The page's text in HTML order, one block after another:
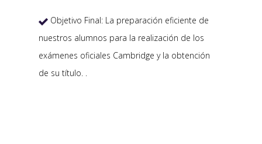
 Objetivo Final: La preparación eficiente de
nuestros alumnos para la realización de los
exámenes oficiales Cambridge y la obtención
de su título. .